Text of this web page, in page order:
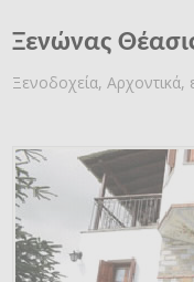
Ξενώνας
Ξενοδοχεία, Αρχοντικά,